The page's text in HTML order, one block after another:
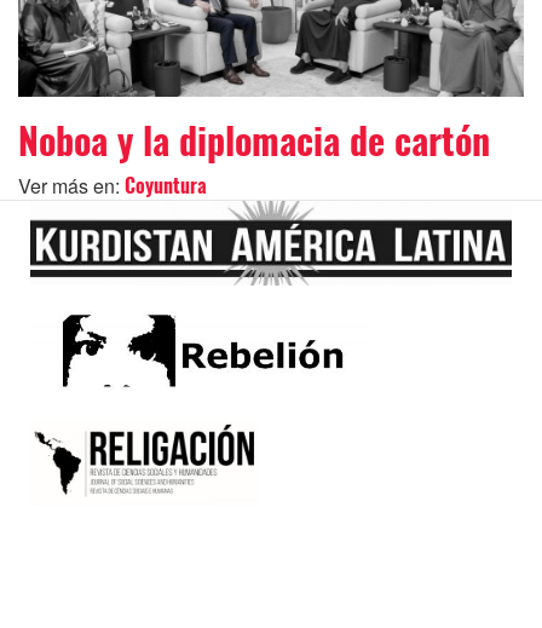
Noboa y la diplomacia de cartón
Ver más en: Coyuntura